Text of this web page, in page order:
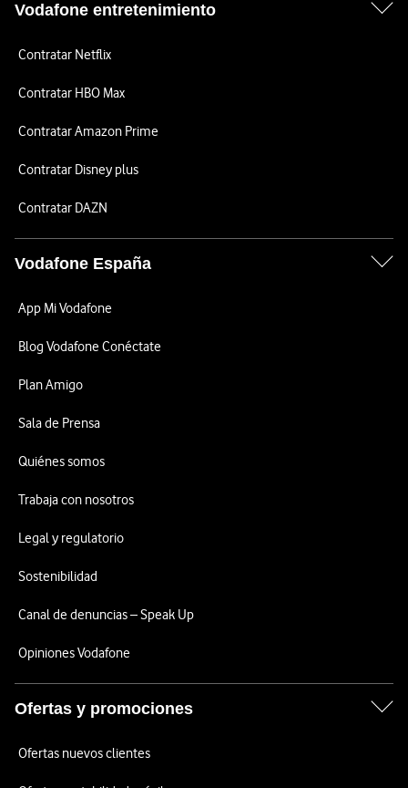
Vodafone entretenimiento
Contratar Netflix
Contratar HBO Max
Contratar Amazon Prime
Contratar Disney plus
Contratar DAZN
Vodafone España
App Mi Vodafone
Blog Vodafone Conéctate
Plan Amigo
Sala de Prensa
Quiénes somos
Trabaja con nosotros
Legal y regulatorio
Sostenibilidad
Canal de denuncias – Speak Up
Opiniones Vodafone
Ofertas y promociones
Ofertas nuevos clientes